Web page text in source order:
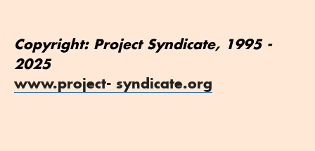
Copyright: Project Syndicate, 1995 -
2025
www.project- syndicate.org